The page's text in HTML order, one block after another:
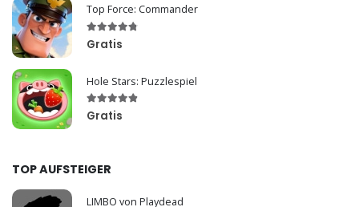
Top Force: Commander
Gratis
Hole Stars: Puzzlespiel
Gratis
TOP AUFSTEIGER
LIMBO von Playdead